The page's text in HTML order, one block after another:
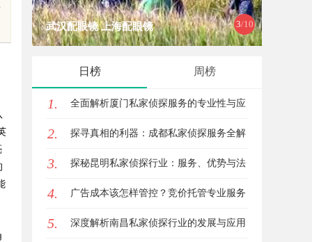
3/10
武汉配眼镜 上海配眼镜
日榜 周榜
1. 全面解析厦门私家侦探服务的专业性与应
用场景
2. 探寻真相的利器：成都私家侦探服务全解
析
3. 探秘昆明私家侦探行业：服务、优势与法
律守护
4. 广告成本该怎样管控？竞价托管专业服务
商俐麸科技
5. 深度解析南昌私家侦探行业的发展与应用